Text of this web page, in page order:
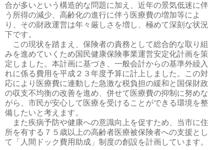
合が多いという構造的な問題に加え、近年の景気低迷に伴
う所得の減少、高齢化の進行に伴う医療費の増加等によ
り、その財政運営は年々厳しさを増し、極めて深刻な状況
下です。
この現状を踏まえ、保険者の責務として総合的な取り組
みを進めていくため国民健康保険事業運営安定化計画を策
定しました。本計画に基づき、一般会計からの基準外繰入
れに係る費用を平成２３年度予算に計上しました。この対
応により医療費に連動した急激な税負担の緩和と国保財政
の収支不均衡の改善を進め、併せて医療費の抑制に努めな
がら、市民が安心して医療を受けることができる環境を整
備したいと考えます。
また疾病予防や健康への意識向上を促すため、当市に住
所を有する７５歳以上の高齢者医療被保険者への支援とし
て「人間ドック費用助成」制度の創設を計画しています。